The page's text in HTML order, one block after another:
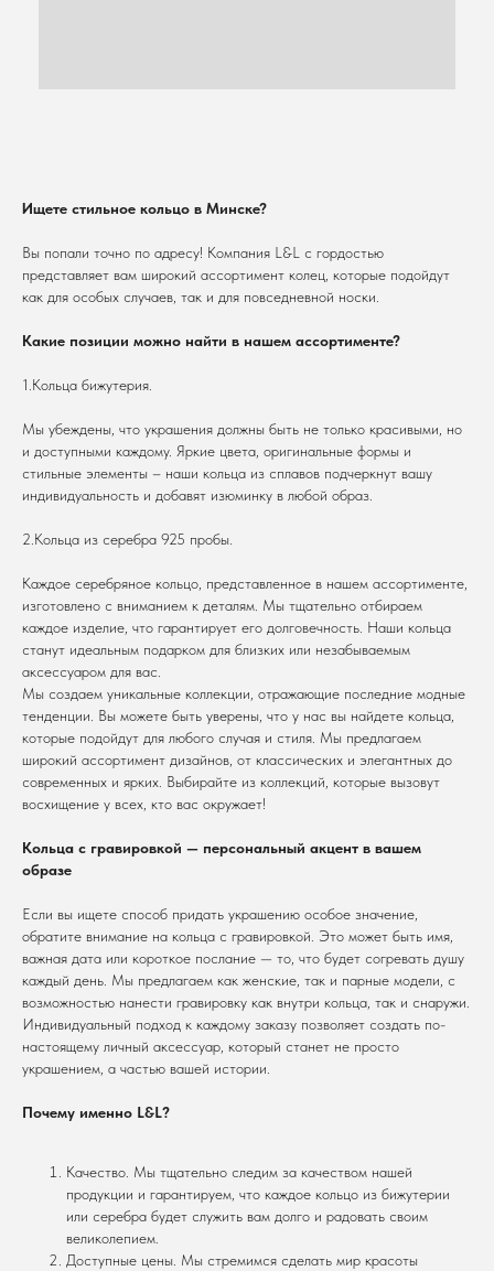
Ищете стильное кольцо в Минске?
Вы попали точно по адресу! Компания L&L с гордостью
представляет вам широкий ассортимент колец, которые подойдут
как для особых случаев, так и для повседневной носки.
Какие позиции можно найти в нашем ассортименте?
1.Кольца бижутерия.
Мы убеждены, что украшения должны быть не только красивыми, но
и доступными каждому. Яркие цвета, оригинальные формы и
стильные элементы – наши кольца из сплавов подчеркнут вашу
индивидуальность и добавят изюминку в любой образ.
2.Кольца из серебра 925 пробы.
Каждое серебряное кольцо, представленное в нашем ассортименте,
изготовлено с вниманием к деталям. Мы тщательно отбираем
каждое изделие, что гарантирует его долговечность. Наши кольца
станут идеальным подарком для близких или незабываемым
аксессуаром для вас.
Мы создаем уникальные коллекции, отражающие последние модные
тенденции. Вы можете быть уверены, что у нас вы найдете кольца,
которые подойдут для любого случая и стиля. Мы предлагаем
широкий ассортимент дизайнов, от классических и элегантных до
современных и ярких. Выбирайте из коллекций, которые вызовут
восхищение у всех, кто вас окружает!
Кольца с гравировкой — персональный акцент в вашем
образе
Если вы ищете способ придать украшению особое значение,
обратите внимание на кольца с гравировкой. Это может быть имя,
важная дата или короткое послание — то, что будет согревать душу
каждый день. Мы предлагаем как женские, так и парные модели, с
возможностью нанести гравировку как внутри кольца, так и снаружи.
Индивидуальный подход к каждому заказу позволяет создать по-
настоящему личный аксессуар, который станет не просто
украшением, а частью вашей истории.
Почему именно L&L?
Качество. Мы тщательно следим за качеством нашей
продукции и гарантируем, что каждое кольцо из бижутерии
или серебра будет служить вам долго и радовать своим
великолепием.
Доступные цены. Мы стремимся сделать мир красоты